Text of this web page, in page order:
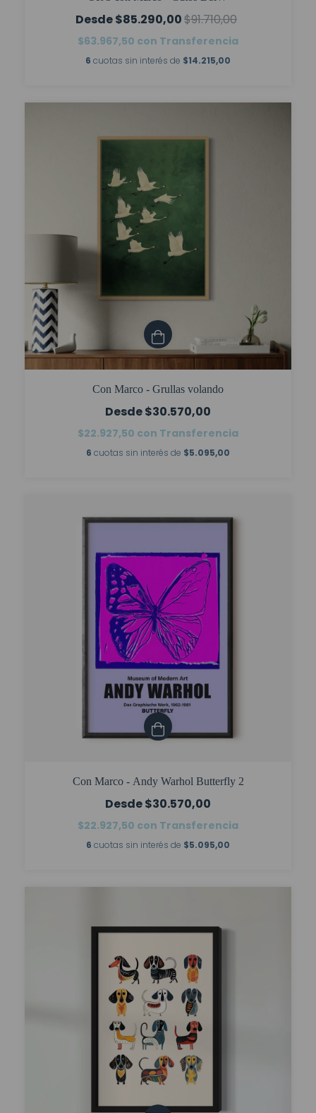
$85.290,00$91.710,00
$63.967,50 con Transferencia
6 cuotas sin interés de $14.215,00
Con Marco - Grullas volando
$30.570,00
$22.927,50 con Transferencia
6 cuotas sin interés de $5.095,00
Con Marco - Andy Warhol Butterfly 2
$30.570,00
$22.927,50 con Transferencia
6 cuotas sin interés de $5.095,00